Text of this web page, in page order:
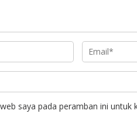
saya pada peramban ini untuk